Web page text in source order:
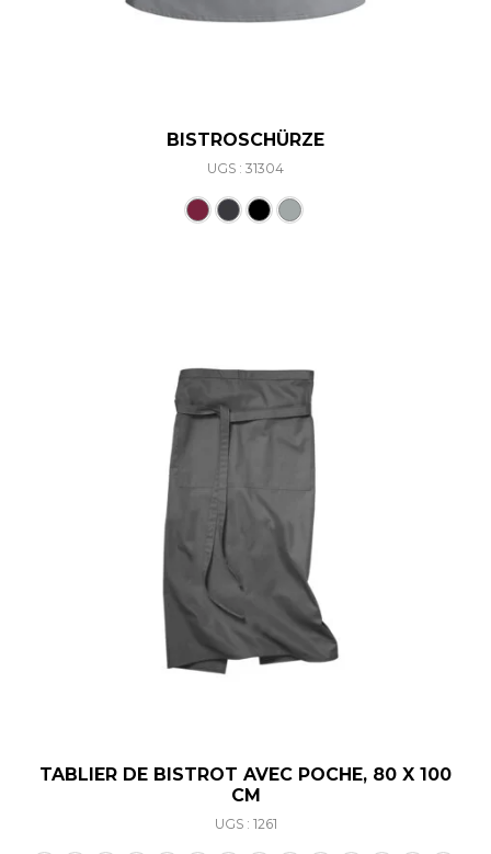
BISTROSCHÜRZE
UGS : 31304
TABLIER DE BISTROT AVEC POCHE, 80 X 100
CM
UGS : 1261